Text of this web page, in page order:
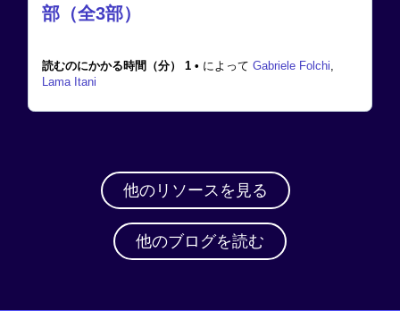
部（全3部）
読むのにかかる時間（分） 1 • によって Gabriele Folchi,
Lama Itani
他のリソースを見る
他のブログを読む